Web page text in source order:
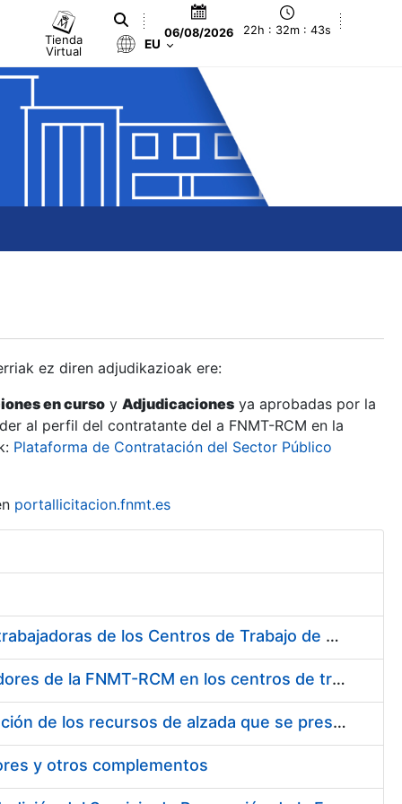
Tienda
Virtual
06/08/2026 22h : 32m : 44s
EU
ez diren adjudikazioak ere:
en curso y Adjudicaciones ya aprobadas por la
al perfil del contratante del a FNMT-RCM en la
Plataforma de Contratación del Sector Público
portallicitacion.fnmt.es
Suministro de Protectores Auditivos a medida para las personas trabajadoras de los Centros de Trabajo de Madrid y Burgos
Suministro de gafas graduadas antiproyecciones para los trabajadores de la FNMT-RCM en los centros de trabajo de Madrid y Burgos
Servicios de una empresa externa para el asesoramiento y resolución de los recursos de alzada que se presentan relacionados con procesos de selección para la FNMT-RCM
y otros complementos